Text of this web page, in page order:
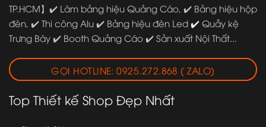
TP.HCM】✔️ Làm bảng hiệu Quảng Cáo, ✔️ Bảng hiệu hộp
đèn, ✔️ Thi công Alu ✔️ Bảng hiệu đèn Led ✔️ Quầy kệ
Trưng Bày ✔️ Booth Quảng Cáo ✔️ Sản xuất Nội Thất...
GỌI HOTLINE: 0925.272.868 ( ZALO)
Top Thiết kế Shop Đẹp Nhất